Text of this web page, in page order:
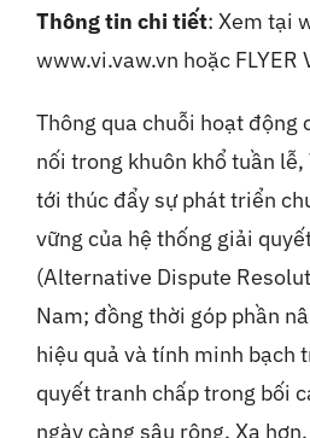
Thông tin chi tiết: Xem tại
www.vi.vaw.vn hoặc FLYER
Thông qua chuỗi hoạt động
nối trong khuôn khổ tuần
tới thúc đẩy sự phát triển
vững của hệ thống giải
(Alternative Dispute
Nam; đồng thời góp phần
hiệu quả và tính minh bạch
quyết tranh chấp trong bối
ngày càng sâu rộng. Xa